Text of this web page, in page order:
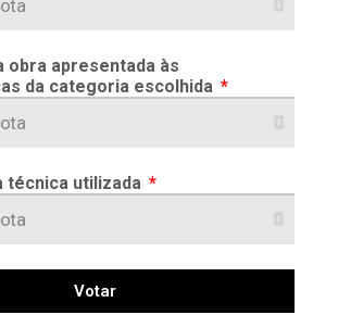
obra apresentada às
da categoria escolhida
técnica utilizada
Votar